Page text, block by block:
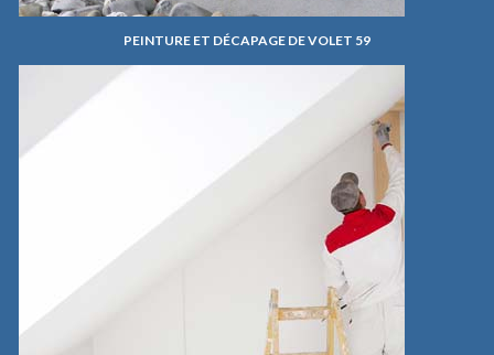
PEINTURE ET DÉCAPAGE DE VOLET 59